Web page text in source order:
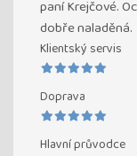
paní Krejčové.
dobře naladěná.
Klientský servis
Doprava
Hlavní průvodce